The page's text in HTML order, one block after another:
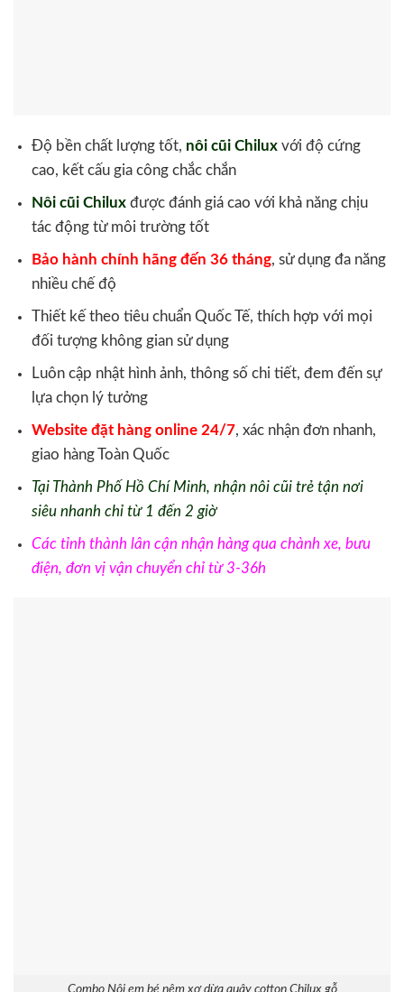
Độ bền chất lượng tốt, nôi cũi Chiluxvới độ cứng
cao, kết cấu gia công chắc chắn
Nôi cũi Chiluxđược đánh giá cao với khả năng chịu
tác động từ môi trường tốt
Bảo hành chính hãng đến 36 tháng, sử dụng đa năng
nhiều chế độ
Thiết kế theo tiêu chuẩn Quốc Tế, thích hợp với mọi
đối tượng không gian sử dụng
Luôn cập nhật hình ảnh, thông số chi tiết, đem đến sự
lựa chọn lý tưởng
Website đặt hàng online 24/7, xác nhận đơn nhanh,
giao hàng Toàn Quốc
Tại Thành Phố Hồ Chí Minh, nhận nôi cũi trẻ tận nơi
siêu nhanh chỉ từ 1 đến 2 giờ
Các tỉnh thành lân cận nhận hàng qua chành xe, bưu
điện, đơn vị vận chuyển chỉ từ 3-36h
Combo Nôi em bé nệm xơ dừa quây cotton Chilux gỗ